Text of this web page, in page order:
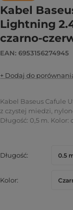
Kabel
Lightning
czarno-
EAN: 6953156274945
+ Dodaj do
Kabel Baseus Cafule
z czystej miedzi,
Długość: 0,5 m. Kolor:
Długość 0.5
Kolor